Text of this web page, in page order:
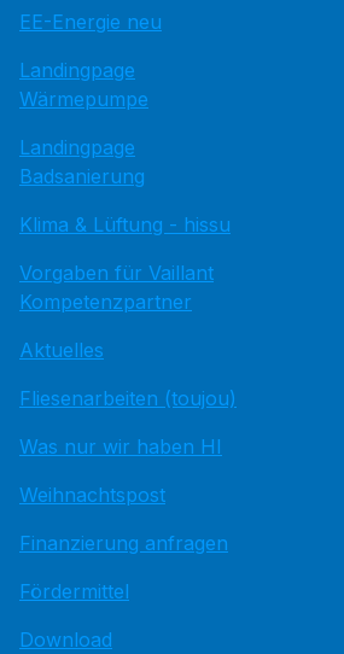
EE-Energie neu
Landingpage
Wärmepumpe
Landingpage
Badsanierung
Klima & Lüftung - hissu
Vorgaben für Vaillant
Kompetenzpartner
Aktuelles
Fliesenarbeiten (toujou)
Was nur wir haben HI
Weihnachtspost
Finanzierung anfragen
Fördermittel
Download